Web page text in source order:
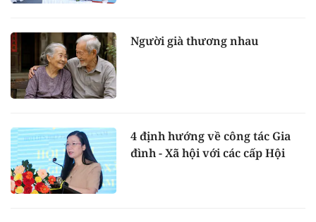
Người già thương nhau
4 định hướng về công tác Gia
đình - Xã hội với các cấp Hội